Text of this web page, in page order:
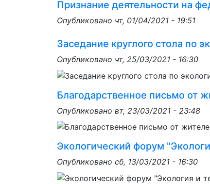
Признание деятельности на
Опубликовано чт, 01/04/2021 - 19:51
Заседание круглого стола по
Опубликовано чт, 25/03/2021 - 16:30
Благодарственное письмо от
Опубликовано вт, 23/03/2021 - 23:48
Экологический форум
Опубликовано сб, 13/03/2021 - 16:30